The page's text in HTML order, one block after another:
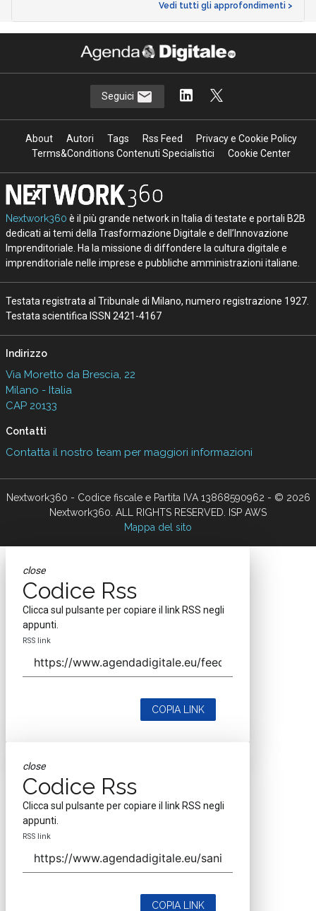
Vedi tutti gli approfondimenti >
Seguici
About Autori Tags Rss Feed
Privacy e Cookie Policy
Terms&Conditions Contenuti Specialistici
Cookie Center
Nextwork360 è il più grande network in Italia di testate e portali B2B
dedicati ai temi della Trasformazione Digitale e dell’Innovazione
Imprenditoriale. Ha la missione di diffondere la cultura digitale e
imprenditoriale nelle imprese e pubbliche amministrazioni italiane.
Testata registrata al Tribunale di Milano, numero registrazione 1927.
Testata scientifica ISSN 2421-4167
Indirizzo
Via Moretto da Brescia, 22
Milano - Italia
CAP 20133
Contatti
Contatta il nostro team per maggiori informazioni
Nextwork360 - Codice fiscale e Partita IVA 13868590962 - © 2026
Nextwork360. ALL RIGHTS RESERVED. ISP AWS
Mappa del sito
close
Codice Rss
Clicca sul pulsante per copiare il link RSS negli
appunti.
RSS link
COPIA LINK
close
Codice Rss
Clicca sul pulsante per copiare il link RSS negli
appunti.
RSS link
COPIA LINK